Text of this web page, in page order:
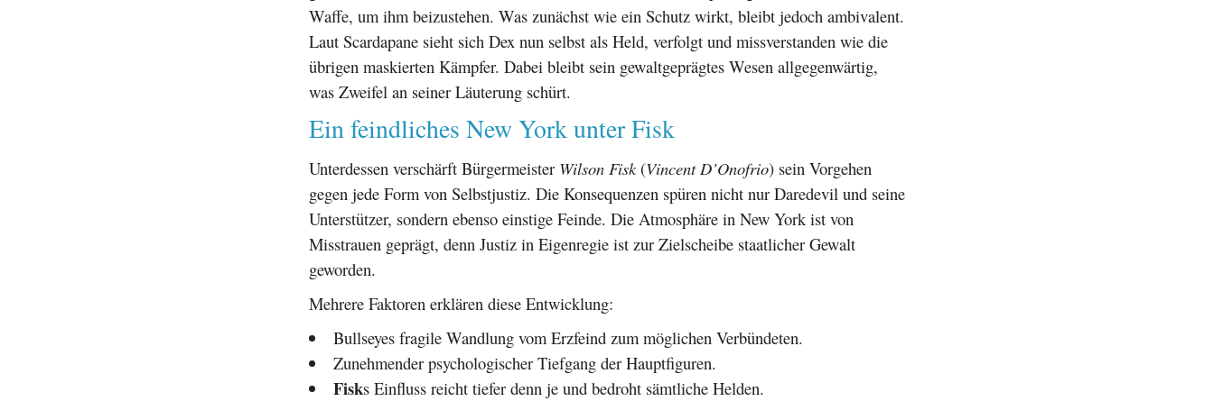
Waffe, um ihm beizustehen. Was zunächst wie ein Schutz wirkt, bleibt jedoch ambivalent.
Laut Scardapane sieht sich Dex nun selbst als Held, verfolgt und missverstanden wie die
übrigen maskierten Kämpfer. Dabei bleibt sein gewaltgeprägtes Wesen allgegenwärtig,
was Zweifel an seiner Läuterung schürt.
Ein feindliches New York unter Fisk
Unterdessen verschärft Bürgermeister Wilson Fisk(Vincent D’Onofrio) sein Vorgehen
gegen jede Form von Selbstjustiz. Die Konsequenzen spüren nicht nur Daredevil und seine
Unterstützer, sondern ebenso einstige Feinde. Die Atmosphäre in New York ist von
Misstrauen geprägt, denn Justiz in Eigenregie ist zur Zielscheibe staatlicher Gewalt
geworden.
Mehrere Faktoren erklären diese Entwicklung:
Bullseyes fragile Wandlung vom Erzfeind zum möglichen Verbündeten.
Zunehmender psychologischer Tiefgang der Hauptfiguren.
Fisks Einfluss reicht tiefer denn je und bedroht sämtliche Helden.